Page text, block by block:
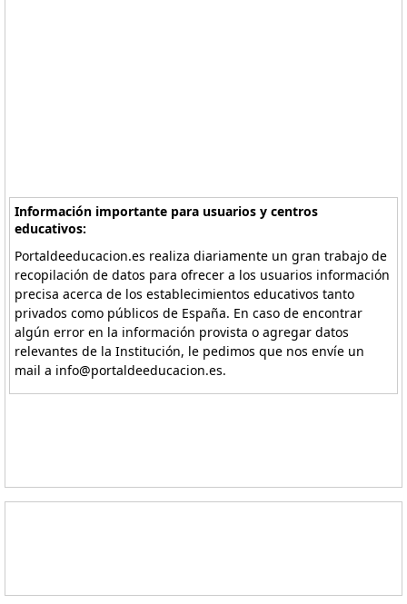
Información importante para usuarios y centros
educativos:
Portaldeeducacion.es realiza diariamente un gran trabajo de
recopilación de datos para ofrecer a los usuarios información
precisa acerca de los establecimientos educativos tanto
privados como públicos de España. En caso de encontrar
algún error en la información provista o agregar datos
relevantes de la Institución, le pedimos que nos envíe un
mail a info@portaldeeducacion.es.